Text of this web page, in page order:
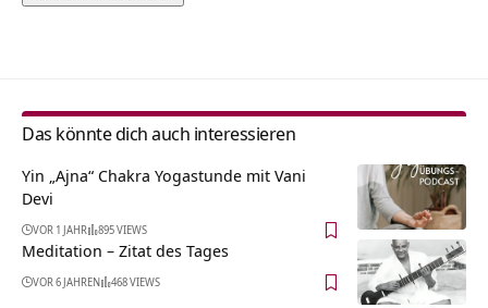
Das könnte dich auch interessieren
Yin „Ajna“ Chakra Yogastunde mit Vani
Devi
VOR 1 JAHR 895 VIEWS
Meditation – Zitat des Tages
VOR 6 JAHREN 468 VIEWS